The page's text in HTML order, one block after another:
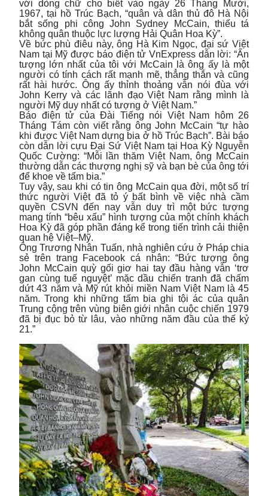
với dòng chữ cho biết vào ngày 26 Tháng Mười,
1967, tại hồ Trúc Bạch, “quân và dân thủ đô Hà Nội
bắt sống phi công John Sydney McCain, thiếu tá
không quân thuộc lực lượng Hải Quân Hoa Kỳ”.
Về bức phù điêu này, ông Hà Kim Ngọc, đại sứ Việt
Nam tại Mỹ được báo điện tử VnExpress dẫn lời: “Ấn
tượng lớn nhất của tôi với McCain là ông ấy là một
người có tính cách rất mạnh mẽ, thẳng thắn và cũng
rất hài hước. Ông ấy thỉnh thoảng vẫn nói đùa với
John Kerry và các lãnh đạo Việt Nam rằng mình là
người Mỹ duy nhất có tượng ở Việt Nam.”
Báo điện tử của Đài Tiếng nói Việt Nam hôm 26
Tháng Tám còn viết rằng ông John McCain “tự hào
khi được Việt Nam dựng bia ở hồ Trúc Bạch”. Bài báo
còn dẫn lời cựu Đại Sứ Việt Nam tại Hoa Kỳ Nguyễn
Quốc Cường: “Mỗi lần thăm Việt Nam, ông McCain
thường dẫn các thượng nghị sỹ và bạn bè của ông tới
để khoe về tấm bia.”
Tuy vậy, sau khi có tin ông McCain qua đời, một số trí
thức người Việt đã tỏ ý bất bình về việc nhà cầm
quyền CSVN đến nay vẫn duy trì một bức tượng
mang tính “bêu xấu” hình tượng của một chính khách
Hoa Kỳ đã góp phần đáng kể trong tiến trình cải thiện
quan hệ Việt–Mỹ.
Ông Trương Nhân Tuấn, nhà nghiên cứu ở Pháp chia
sẻ trên trang Facebook cá nhân: “Bức tượng ông
John McCain quỳ gối giơ hai tay đầu hàng vẫn ‘trơ
gan cùng tuế nguyệt’ mặc dầu chiến tranh đã chấm
dứt 43 năm và Mỹ rút khỏi miền Nam Việt Nam là 45
năm. Trong khi những tấm bia ghi tội ác của quân
Trung cộng trên vùng biên giới nhân cuộc chiến 1979
đã bị đục bỏ từ lâu, vào những năm đầu của thế kỷ
21.”